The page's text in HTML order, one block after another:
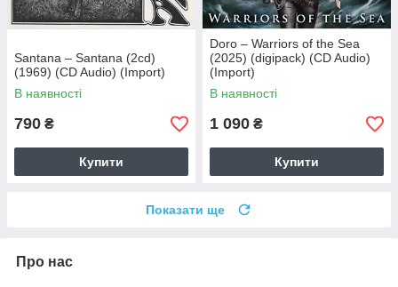
Santana – Santana (2cd)
(1969) (CD Audio) (Import)
В наявності
790 ₴
Купити
Doro – Warriors of the Sea
(2025) (digipack) (CD Audio)
(Import)
В наявності
1 090 ₴
Купити
Показати ще
Про нас